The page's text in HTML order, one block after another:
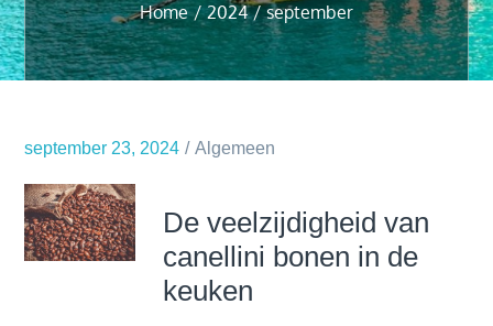
Home 2024 september
september 23, 2024 Algemeen
De veelzijdigheid van
canellini bonen in de
keuken